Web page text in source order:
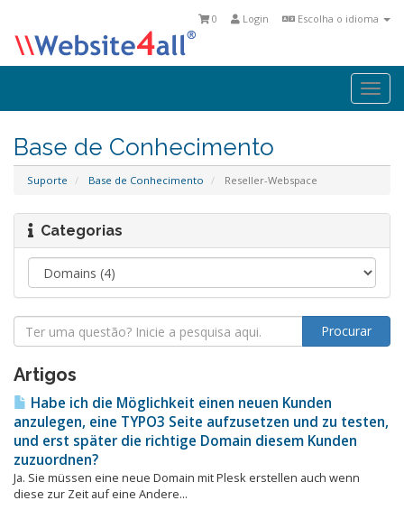
Escolha o idioma
Login
0
Base de Conhecimento
Suporte Base de Conhecimento Reseller-Webspace
Categorias
Artigos
Habe ich die Möglichkeit einen neuen Kunden
anzulegen, eine TYPO3 Seite aufzusetzen und zu testen,
und erst später die richtige Domain diesem Kunden
zuzuordnen?
Ja. Sie müssen eine neue Domain mit Plesk erstellen auch wenn
diese zur Zeit auf eine Andere...